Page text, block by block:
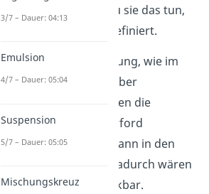
Atomkern. Wie genau sie das tun,
hat er jedoch nicht definiert.
Da eine bewegte Ladung, wie im
Fall von Elektronen, aber
abgibt, würden die
Elektronen im Rutherford
Atommodell irgendwann in den
Atomkern stürzen. Dadurch wären
stabile Atome undenkbar.
3/7 – Dauer: 04:13
Emulsion
4/7 – Dauer: 05:04
Suspension
5/7 – Dauer: 05:05
Mischungskreuz